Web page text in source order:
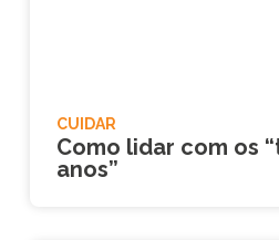
CUIDAR
Como lidar com os
anos”